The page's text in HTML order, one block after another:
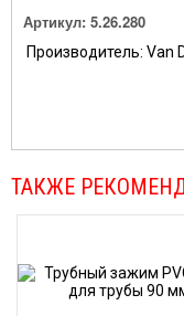
Артикул: 5.26.280
Производитель: Van
ТАКЖЕ